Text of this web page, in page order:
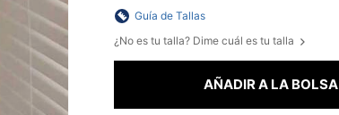
Guía de Tallas
¿No es tu talla? Dime cuál es tu talla
AÑADIR A LA BOLSA